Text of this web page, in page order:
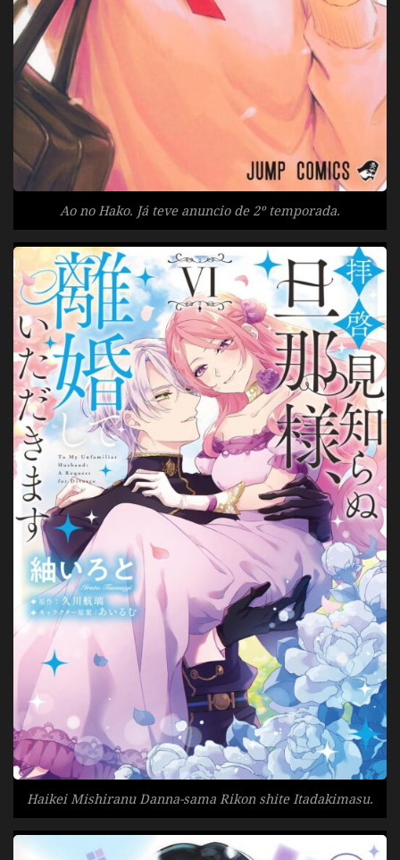
Ao no Hako. Já teve anuncio de 2º temporada.
Haikei Mishiranu Danna-sama Rikon shite Itadakimasu.